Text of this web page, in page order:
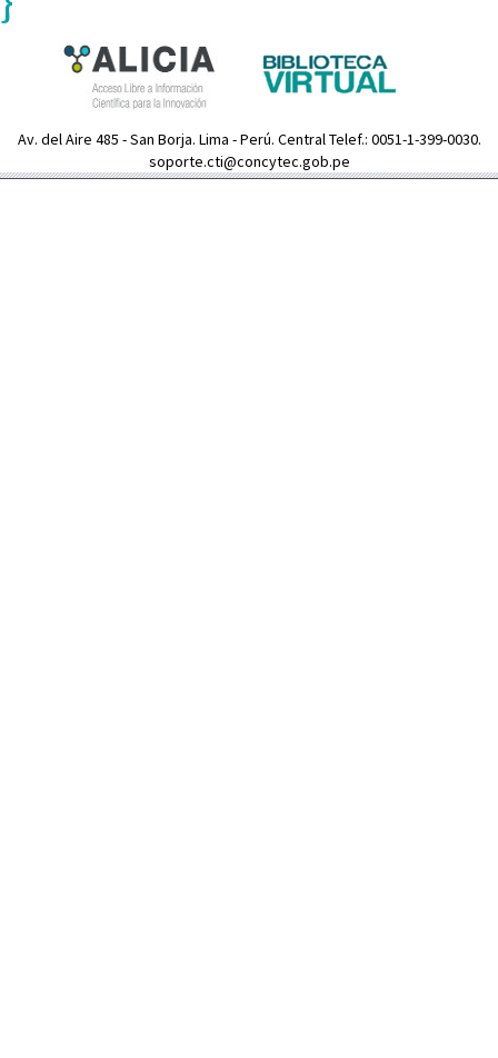
Av. del Aire 485 - San Borja. Lima - Perú. Central Telef.: 0051-1-399-0030.
soporte.cti@concytec.gob.pe